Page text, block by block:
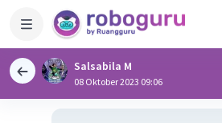
Salsabila M
08 Oktober 2023 09:06